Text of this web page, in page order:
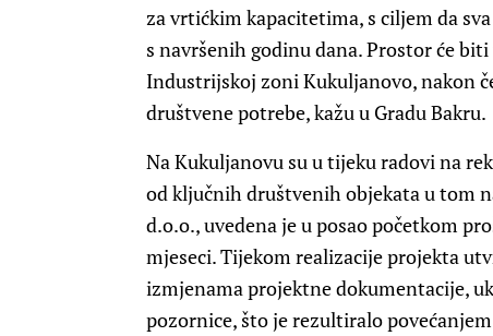
za vrtićkim kapacitetima, s ciljem da
s navršenih godinu dana. Prostor će
Industrijskoj zoni Kukuljanovo, nakon
društvene potrebe, kažu u Gradu Bakru.
Na Kukuljanovu su u tijeku radovi na
od ključnih društvenih objekata u tom
d.o.o., uvedena je u posao početkom
mjeseci. Tijekom realizacije projekta
izmjenama projektne dokumentacije,
pozornice, što je rezultiralo